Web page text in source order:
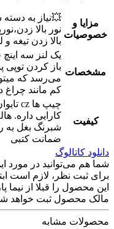
مزایا و
خصوصیات
💥نیاز به دسته
نور بالا
بالا زدن تیغه
مشخصات
یک لنز سه
می‌رسد که
کم مانند چراغ
کیفیت
کارایی داره.
ضمانت کتبی
دانلود کاتالوگ
شما هم می‌توانید در مورد
برای ثبت نظر، لازم است
این محصول را قبلا از
مالک محصول ثبت خواهد
محصولات مشابه